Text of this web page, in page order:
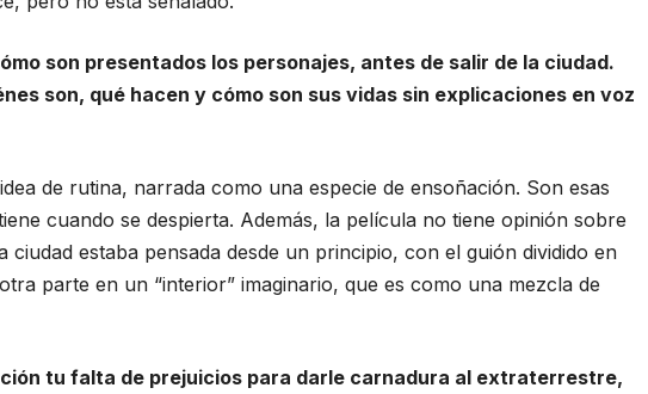
son presentados los personajes, antes de salir de la ciudad.
son, qué hacen y cómo son sus vidas sin explicaciones en voz
de rutina, narrada como una especie de ensoñación. Son esas
cuando se despierta. Además, la película no tiene opinión sobre
ciudad estaba pensada desde un principio, con el guión dividido en
parte en un “interior” imaginario, que es como una mezcla de
tu falta de prejuicios para darle carnadura al extraterrestre,